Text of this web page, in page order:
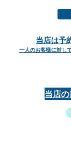
当店は予
一人のお客様に対し
当店